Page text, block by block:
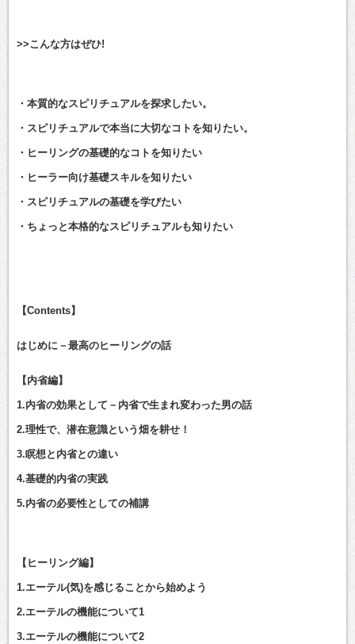
>>こんな方はぜひ!
・本質的なスピリチュアルを探求したい。
・スピリチュアルで本当に大切なコトを知りたい。
・ヒーリングの基礎的なコトを知りたい
・ヒーラー向け基礎スキルを知りたい
・スピリチュアルの基礎を学びたい
・ちょっと本格的なスピリチュアルも知りたい
【Contents】
はじめに－最高のヒーリングの話
【内省編】
1.内省の効果として－内省で生まれ変わった男の話
2.理性で、潜在意識という畑を耕せ！
3.瞑想と内省との違い
4.基礎的内省の実践
5.内省の必要性としての補講
【ヒーリング編】
1.エーテル(気)を感じることから始めよう
2.エーテルの機能について1
3.エーテルの機能について2